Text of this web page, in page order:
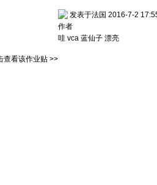
查看该作业贴 >>
发表于法国 2016-7-2
作者
哇 vca 蓝仙子 漂亮